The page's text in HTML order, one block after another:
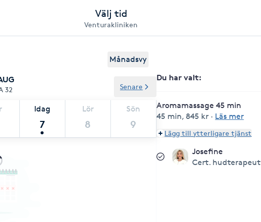
Välj tid
Venturakliniken
Månadsvy
32
Idag
7
Lör
8
Sön
9
Senare
Du har valt:
Aromamassage 45 min
45 min,845 kr · Läs mer
Lägg till ytterligare tjänst
Josefine
Cert. hudterapeut